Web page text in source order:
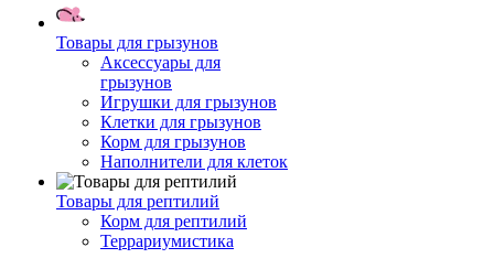
Товары для грызунов
Аксессуары для
грызунов
Игрушки для грызунов
Клетки для грызунов
Корм для грызунов
Наполнители для клеток
Товары для рептилий
Корм для рептилий
Террариумистика